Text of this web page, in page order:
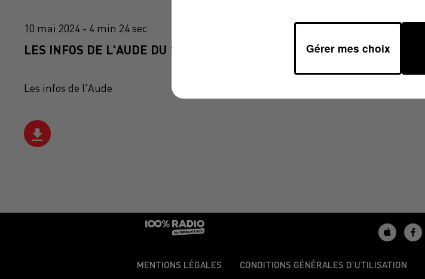
10 mai 2024 - 4 min 24 sec
LES INFOS DE L'AUDE DU 10/05/2024 À 07H00
Les infos de l'Aude
MENTIONS LÉGALES CONDITIONS GÉNÉRALES D’UTILISATION
Gérer mes choix